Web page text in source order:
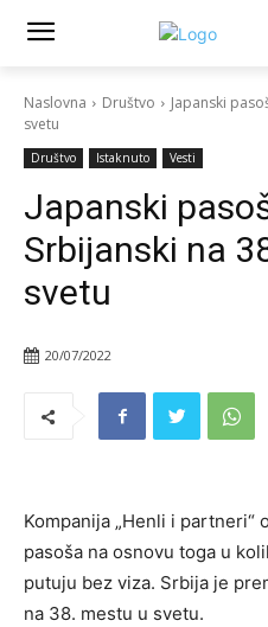
Naslovna Društvo
Japanski
svetu
Društvo Istaknuto Vesti
Japanski
Srbijanski na
svetu
20/07/2022
Kompanija „Henli i partneri“
pasoša na osnovu toga u
putuju bez viza. Srbija je
na 38. mestu u svetu.